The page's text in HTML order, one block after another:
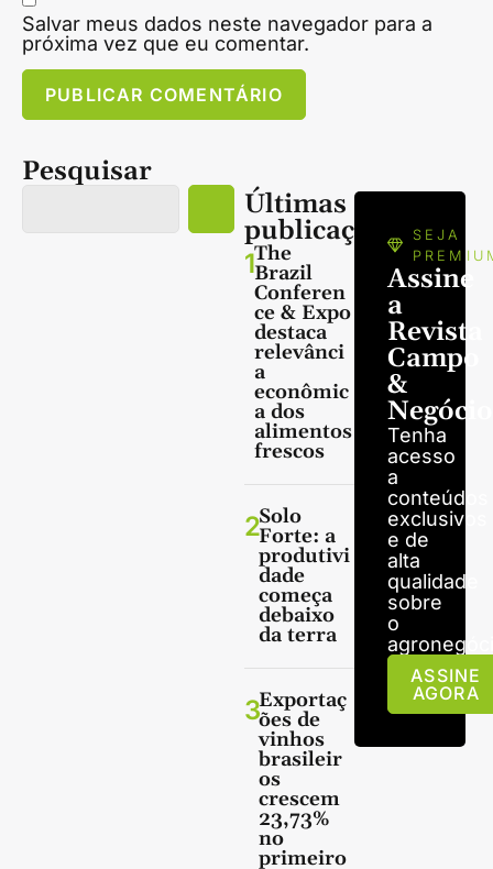
Salvar meus dados neste navegador para a
próxima vez que eu comentar.
Pesquisar
Últimas
publicações
1The
Brazil
Conferen
ce & Expo
destaca
relevânci
a
econômic
a dos
alimentos
frescos
2Solo
Forte: a
produtivi
dade
começa
debaixo
da terra
3Exportaç
ões de
vinhos
brasileir
os
crescem
23,73%
no
primeiro
SEJA
Assine
a
Revista
Campo
&
Tenha
acesso
a
conteúdos
exclusivos
e de
alta
qualidade
sobre
o
ASSINE
AGORA